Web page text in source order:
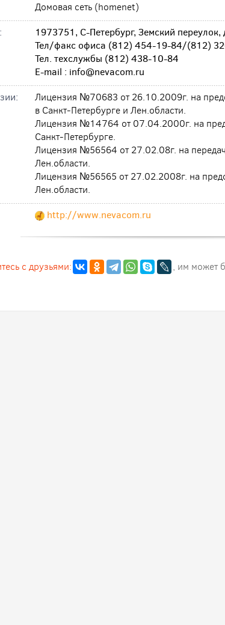
Домовая сеть (homenet)
1973751, С-Петербург, Земский переулок,
Тел/факс офиса (812) 454-19-84/(812)
Тел. техслужбы (812) 438-10-84
Е-mail : info@nevacom.ru
Лицензия №70683 от 26.10.2009г. на
в Санкт-Петербурге и Лен.области.
Лицензия №14764 от 07.04.2000г. на
Санкт-Петербурге.
Лицензия №56564 от 27.02.08г. на
Лен.области.
Лицензия №56565 от 27.02.2008г. на
Лен.области.
http://www.nevacom.ru
с друзьями: , им может